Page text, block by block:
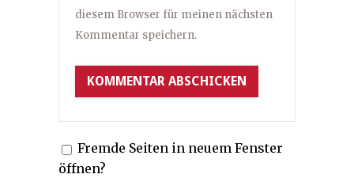
diesem Browser für meinen nächsten
Kommentar speichern.
Fremde Seiten in neuem Fenster
öffnen?